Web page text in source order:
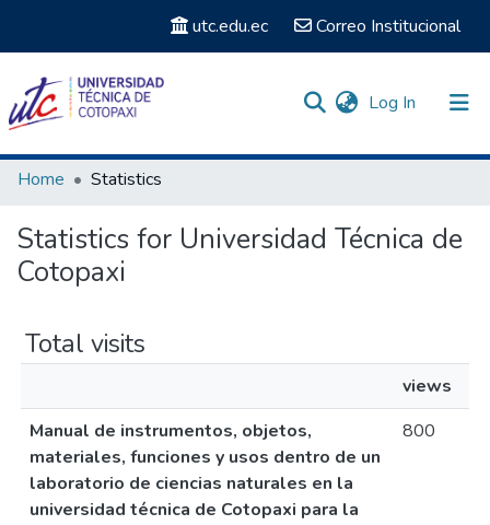
utc.edu.ec Correo Institucional
Log In (current)
Communities & Collections
Home Statistics
Statistics for Universidad Técnica de
Cotopaxi
Total visits
views
Manual de instrumentos, objetos,
materiales, funciones y usos dentro de un
laboratorio de ciencias naturales en la
universidad técnica de Cotopaxi para la
800